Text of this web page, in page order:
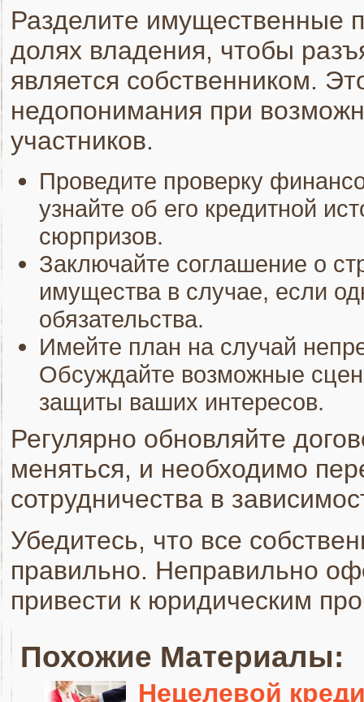
Разделите имущественные
долях владения, чтобы
является собственником.
недопонимания при
участников.
Проведите проверку
узнайте об его кредитной
сюрпризов.
Заключайте соглашение о
имущества в случае, если
обязательства.
Имейте план на случай
Обсуждайте возможные
защиты ваших интересов.
Регулярно обновляйте
меняться, и необходимо
сотрудничества в
Убедитесь, что все
правильно. Неправильно
привести к юридическим
Похожие Материалы:
Нецелевой